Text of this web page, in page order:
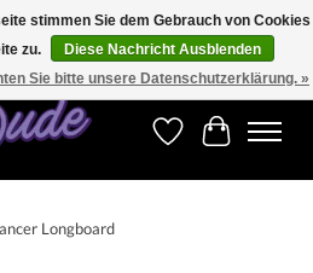
in der Schweiz und ab EUR 250.00 in den
Wunschzettel
Ihr
Longboard
stimmen Sie dem Gebrauch von Cookies
zu.
Diese Nachricht Ausblenden
Sie bitte unsere Datenschutzerklärung. »